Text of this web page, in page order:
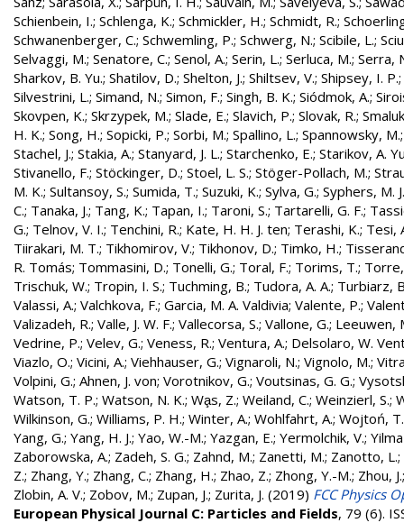
Schienbein, I.; Schlenga, K.; Schmickler, H.; Schmidt, R.;
Schwanenberger, C.; Schwemling, P.; Schwerg, N.; Scibile, L.;
Selvaggi, M.; Senatore, C.; Senol, A.; Serin, L.; Serluca, M.; Serra,
Sharkov, B. Yu.; Shatilov, D.; Shelton, J.; Shiltsev, V.; Shipsey, I. P.;
Silvestrini, L.; Simand, N.; Simon, F.; Singh, B. K.; Siódmok, A.;
Skovpen, K.; Skrzypek, M.; Slade, E.; Slavich, P.; Slovak, R.;
H. K.; Song, H.; Sopicki, P.; Sorbi, M.; Spallino, L.; Spannowsky, M.
Stachel, J.; Stakia, A.; Stanyard, J. L.; Starchenko, E.; Starikov, A.
Stivanello, F.; Stöckinger, D.; Stoel, L. S.; Stöger-Pollach, M.;
M. K.; Sultansoy, S.; Sumida, T.; Suzuki, K.; Sylva, G.; Syphers, M. J.
C.; Tanaka, J.; Tang, K.; Tapan, I.; Taroni, S.; Tartarelli, G. F.;
G.; Telnov, V. I.; Tenchini, R.; Kate, H. H. J. ten; Terashi, K.; Tesi,
Tiirakari, M. T.; Tikhomirov, V.; Tikhonov, D.; Timko, H.;
R. Tomás; Tommasini, D.; Tonelli, G.; Toral, F.; Torims, T.;
Trischuk, W.; Tropin, I. S.; Tuchming, B.; Tudora, A. A.; Turbiarz,
Valassi, A.; Valchkova, F.; Garcia, M. A. Valdivia; Valente, P.;
Valizadeh, R.; Valle, J. W. F.; Vallecorsa, S.; Vallone, G.; Leeuwen,
Vedrine, P.; Velev, G.; Veness, R.; Ventura, A.; Delsolaro, W.
Viazlo, O.; Vicini, A.; Viehhauser, G.; Vignaroli, N.; Vignolo, M.;
Volpini, G.; Ahnen, J. von; Vorotnikov, G.; Voutsinas, G. G.;
Watson, T. P.; Watson, N. K.; Wa̧s, Z.; Weiland, C.; Weinzierl, S.;
Wilkinson, G.; Williams, P. H.; Winter, A.; Wohlfahrt, A.; Wojtoń, T.
Yang, G.; Yang, H. J.; Yao, W.-M.; Yazgan, E.; Yermolchik, V.;
Zaborowska, A.; Zadeh, S. G.; Zahnd, M.; Zanetti, M.; Zanotto, L.;
Z.; Zhang, Y.; Zhang, C.; Zhang, H.; Zhao, Z.; Zhong, Y.-M.; Zhou, J.
Zlobin, A. V.; Zobov, M.; Zupan, J.; Zurita, J. (2019) FCC Physics
European Physical Journal C: Particles and Fields, 79 (6).